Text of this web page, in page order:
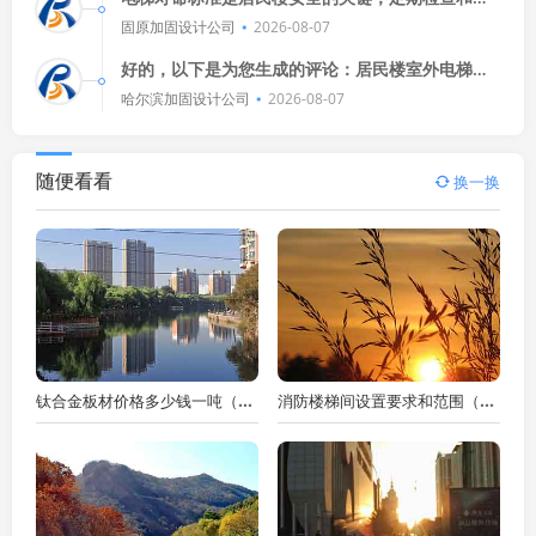
护包括清洁、润滑、调整平衡、检查制动器和限速
固原加固设计公司 2026-08-07
好的，以下是为您生成的评论：居民楼室外电梯安
装成本主要包括设备采购费、运输费、安装费、调
哈尔滨加固设计公司 2026-08-07
随便看看 换一换
钛合金板材价格多少钱一吨（钛合金板材价格多少钱一公斤） 消防楼梯间设置要求和范围（消防楼梯间设置要求和范围是多少）